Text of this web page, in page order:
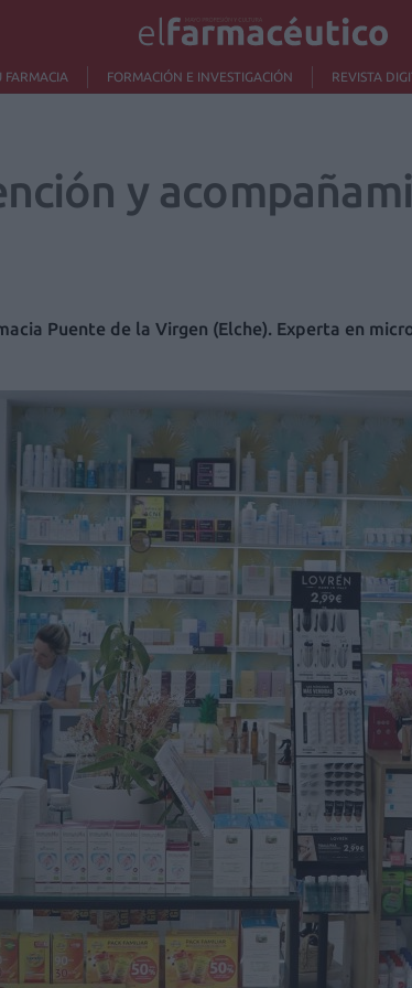
FARMACIA FORMACIÓN E INVESTIGACIÓN REVISTA
y
Puente de la Virgen (Elche). Experta en